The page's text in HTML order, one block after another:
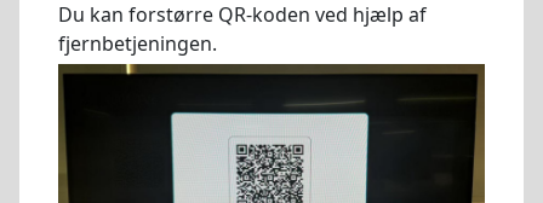
Du kan forstørre QR-koden ved hjælp af
fjernbetjeningen.